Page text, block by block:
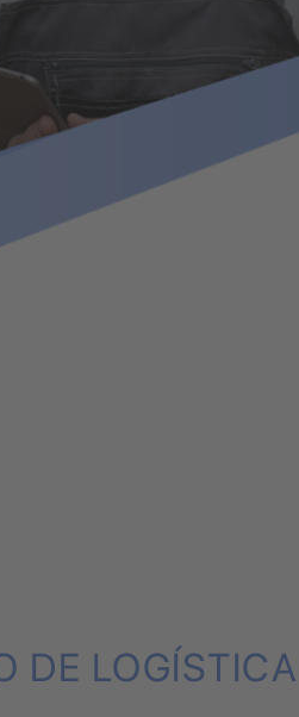
DE